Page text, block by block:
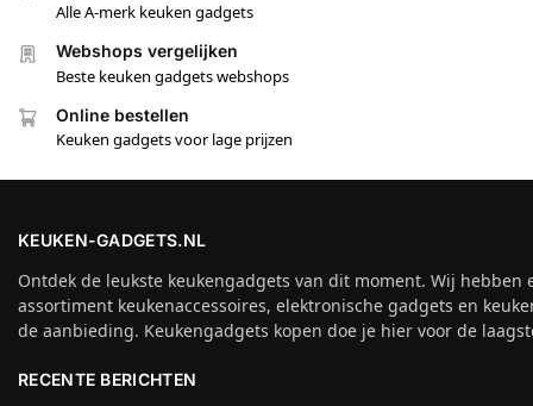
Alle A-merk keuken gadgets
Webshops vergelijken
Beste keuken gadgets webshops
Online bestellen
Keuken gadgets voor lage prijzen
KEUKEN-GADGETS.NL
Ontdek de leukste keukengadgets van dit moment. Wij hebben
assortiment keukenaccessoires, elektronische gadgets en
de aanbieding. Keukengadgets kopen doe je hier voor de
RECENTE BERICHTEN